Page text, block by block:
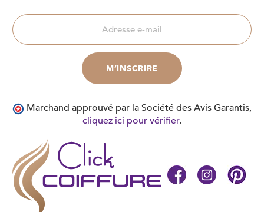
Marchand approuvé par la Société des Avis Garantis,
cliquez ici pour vérifier.